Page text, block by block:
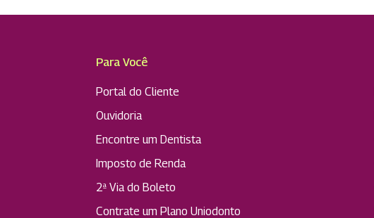
Para Você
Portal do Cliente
Ouvidoria
Encontre um Dentista
Imposto de Renda
2ª Via do Boleto
Contrate um Plano Uniodonto